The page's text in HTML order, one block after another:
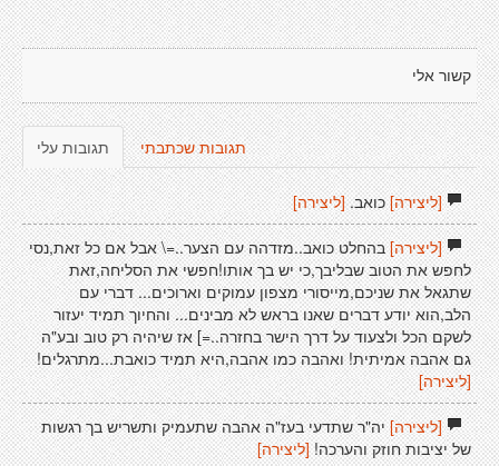
קשור אלי
תגובות עלי תגובות שכתבתי
[ליצירה]כואב. [ליצירה]
[ליצירה]בהחלט כואב..מזדהה עם הצער..=\ אבל אם כל זאת,נסי
לחפש את הטוב שבליבך,כי יש בך אותו!חפשי את הסליחה,זאת
שתגאל את שניכם,מייסורי מצפון עמוקים וארוכים... דברי עם
הלב,הוא יודע דברים שאנו בראש לא מבינים... והחיוך תמיד יעזור
לשקם הכל ולצעוד על דרך הישר בחזרה..=] אז שיהיה רק טוב ובע"ה
גם אהבה אמיתית! ואהבה כמו אהבה,היא תמיד כואבת...מתרגלים!
[ליצירה]
[ליצירה]יה"ר שתדעי בעז"ה אהבה שתעמיק ותשריש בך רגשות
של יציבות חוזק והערכה! [ליצירה]